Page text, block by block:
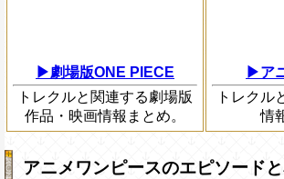
▶劇場版ONE PIECE
トレクルと関連する劇場版
作品・映画情報まとめ。
▶ア
トレクル
情
アニメワンピースのエピソード